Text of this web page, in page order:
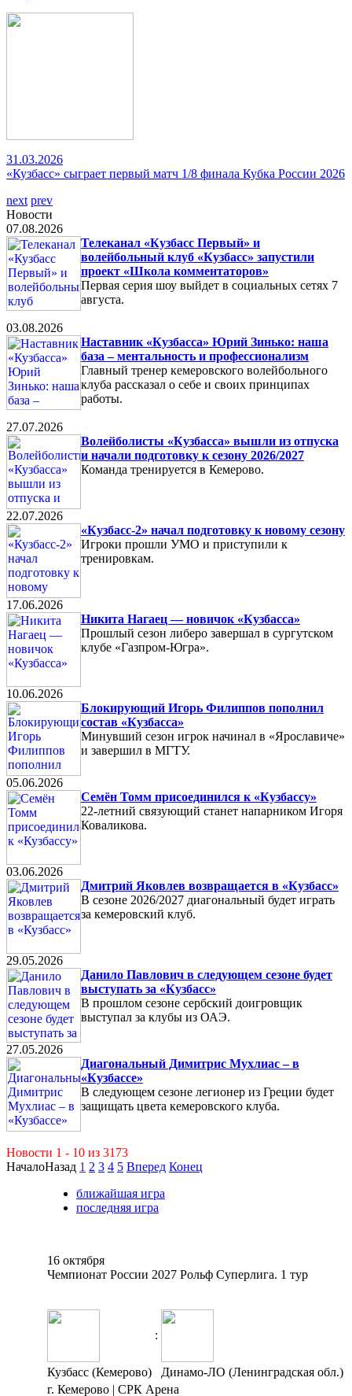
31.03.2026
«Кузбасс» сыграет первый матч 1/8 финала Кубка России 2026
next prev
Новости
07.08.2026
Телеканал «Кузбасс Первый» и
волейбольный клуб «Кузбасс» запустили
проект «Школа комментаторов»
Первая серия шоу выйдет в социальных сетях 7
августа.
03.08.2026
Наставник «Кузбасса» Юрий Зинько: наша
база – ментальность и профессионализм
Главный тренер кемеровского волейбольного
клуба рассказал о себе и своих принципах
работы.
27.07.2026
Волейболисты «Кузбасса» вышли из отпуска
и начали подготовку к сезону 2026/2027
Команда тренируется в Кемерово.
22.07.2026
«Кузбасс-2» начал подготовку к новому сезону
Игроки прошли УМО и приступили к
тренировкам.
17.06.2026
Никита Нагаец — новичок «Кузбасса»
Прошлый сезон либеро завершал в сургутском
клубе «Газпром-Югра».
10.06.2026
Блокирующий Игорь Филиппов пополнил
состав «Кузбасса»
Минувший сезон игрок начинал в «Ярославиче»
и завершил в МГТУ.
05.06.2026
Семён Томм присоединился к «Кузбассу»
22-летний связующий станет напарником Игоря
Коваликова.
03.06.2026
Дмитрий Яковлев возвращается в «Кузбасс»
В сезоне 2026/2027 диагональный будет играть
за кемеровский клуб.
29.05.2026
Данило Павлович в следующем сезоне будет
выступать за «Кузбасс»
В прошлом сезоне сербский доигровщик
выступал за клубы из ОАЭ.
27.05.2026
Диагональный Димитрис Мухлиас – в
«Кузбассе»
В следующем сезоне легионер из Греции будет
защищать цвета кемеровского клуба.
Новости 1 - 10 из 3173
НачалоНазад 1 2 3 4 5 Вперед Конец
ближайшая игра
последняя игра
16 октября
Чемпионат России 2027 Рольф Суперлига. 1 тур
:
Кузбасс (Кемерово)
Динамо-ЛО (Ленинградская обл.)
г. Кемерово | СРК Арена